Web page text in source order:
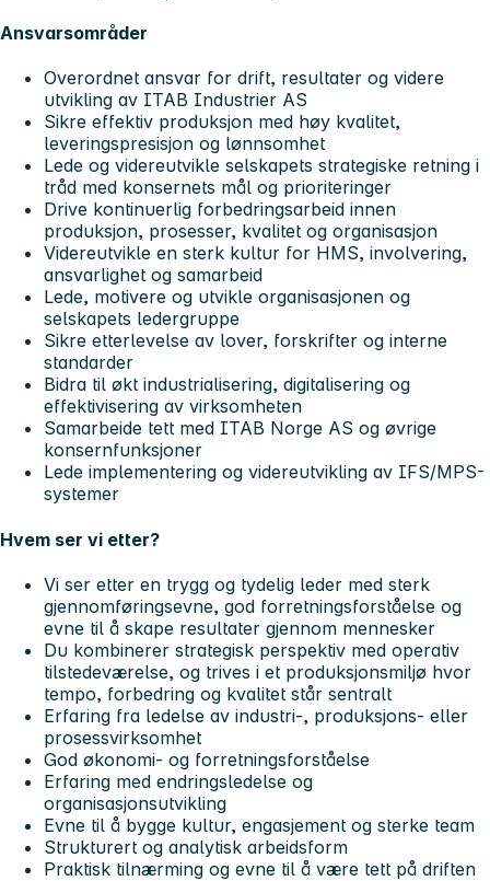
Ansvarsområder
Overordnet ansvar for drift, resultater og videre
utvikling av ITAB Industrier AS
Sikre effektiv produksjon med høy kvalitet,
leveringspresisjon og lønnsomhet
Lede og videreutvikle selskapets strategiske retning i
tråd med konsernets mål og prioriteringer
Drive kontinuerlig forbedringsarbeid innen
produksjon, prosesser, kvalitet og organisasjon
Videreutvikle en sterk kultur for HMS, involvering,
ansvarlighet og samarbeid
Lede, motivere og utvikle organisasjonen og
selskapets ledergruppe
Sikre etterlevelse av lover, forskrifter og interne
standarder
Bidra til økt industrialisering, digitalisering og
effektivisering av virksomheten
Samarbeide tett med ITAB Norge AS og øvrige
konsernfunksjoner
Lede implementering og videreutvikling av IFS/MPS-
systemer
Hvem ser vi etter?
Vi ser etter en trygg og tydelig leder med sterk
gjennomføringsevne, god forretningsforståelse og
evne til å skape resultater gjennom mennesker
Du kombinerer strategisk perspektiv med operativ
tilstedeværelse, og trives i et produksjonsmiljø hvor
tempo, forbedring og kvalitet står sentralt
Erfaring fra ledelse av industri-, produksjons- eller
prosessvirksomhet
God økonomi- og forretningsforståelse
Erfaring med endringsledelse og
organisasjonsutvikling
Evne til å bygge kultur, engasjement og sterke team
Strukturert og analytisk arbeidsform
Praktisk tilnærming og evne til å være tett på driften